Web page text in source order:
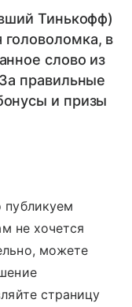
Тинькофф)
в
слово из
правильные
и призы
не хочется
можете
страницу